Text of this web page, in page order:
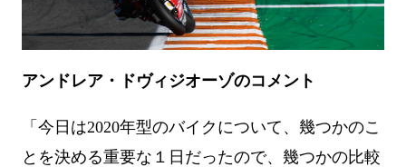
アンドレア・ドヴィジオーゾのコメント
「今日は2020年型のバイクについて、幾つかのこ
とを決める重要な１日だったので、幾つかの比較